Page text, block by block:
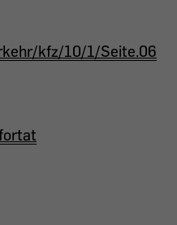
kfz/10/1/Seite.06